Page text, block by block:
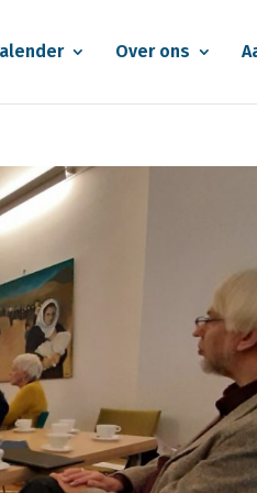
Over ons